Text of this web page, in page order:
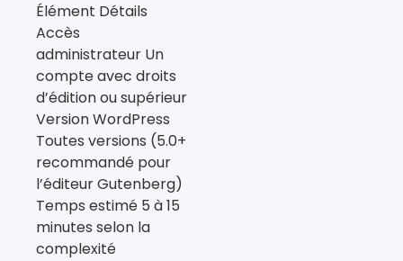
Élément Détails
Accès
administrateur Un
compte avec droits
d’édition ou supérieur
Version WordPress
Toutes versions (5.0+
recommandé pour
l’éditeur Gutenberg)
Temps estimé 5 à 15
minutes selon la
complexité